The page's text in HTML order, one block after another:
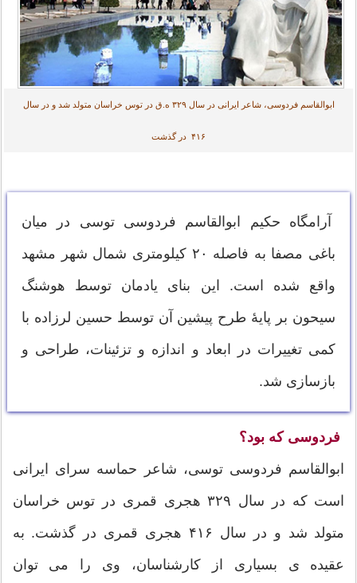
ابوالقاسم فردوسی، شاعر ایرانی در سال ۳۲۹ ه.ق در توس خراسان متولد شد و در سال
۴۱۶ در گذشت
آرامگاه حکیم ابوالقاسم فردوسی توسی در میان
باغی مصفا به فاصله ۲۰ کیلومتری شمال شهر مشهد
واقع شده است. این بنای یادمان توسط هوشنگ
سیحون بر پایهٔ طرح پیشین آن توسط حسین لرزاده با
کمی تغییرات در ابعاد و اندازه و تزئینات، طراحی و
بازسازی شد.
فردوسی که بود؟
ابوالقاسم فردوسی توسی، شاعر حماسه سرای ایرانی
است که در سال ۳۲۹ هجری قمری در توس خراسان
متولد شد و در سال ۴۱۶ هجری قمری در گذشت. به
عقیده ی بسیاری از کارشناسان، وی را می توان